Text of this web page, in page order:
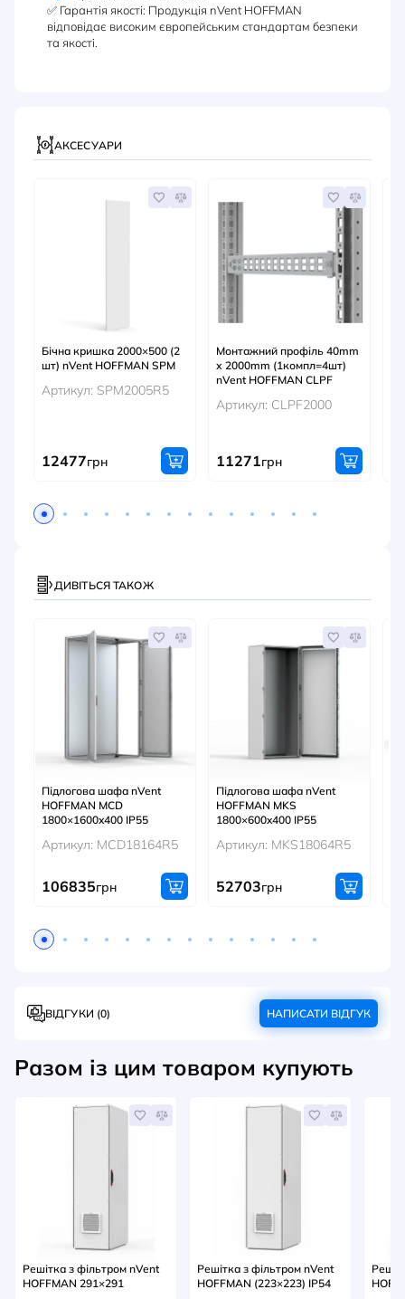
✅ Гарантія якості: Продукція nVent HOFFMAN
відповідає високим європейським стандартам безпеки
та якості.
АКСЕСУАРИ
Бічна кришка 2000×500 (2
шт) nVent HOFFMAN SPM
Артикул: SPM2005R5
12477грн
Монтажний профіль 40mm
х 2000mm (1компл=4шт)
nVent HOFFMAN CLPF
Артикул: CLPF2000
11271грн
ДИВІТЬСЯ ТАКОЖ
Підлогова шафа nVent
HOFFMAN MCD
1800×1600x400 IP55
Артикул: MCD18164R5
106835грн
Підлогова шафа nVent
HOFFMAN MKS
1800×600x400 IP55
Артикул: MKS18064R5
52703грн
ВІДГУКИ (0) НАПИСАТИ ВІДГУК
Разом із цим товаром купують
Решітка з фільтром nVent
HOFFMAN 291×291
Решітка з фільтром nVent
HOFFMAN (223×223) IP54